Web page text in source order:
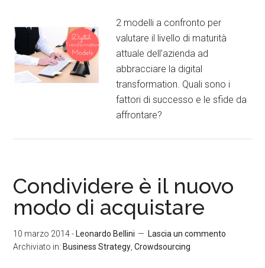
2 modelli a confronto per
valutare il livello di maturità
attuale dell’azienda ad
abbracciare la digital
transformation. Quali sono i
fattori di successo e le sfide da
affrontare?
Condividere è il nuovo
modo di acquistare
10 marzo 2014- Leonardo Bellini
Lascia un commento
Archiviato in: Business Strategy ,Crowdsourcing